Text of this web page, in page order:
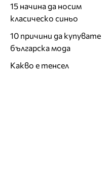
15 начина да носим
класическо синьо
10 причини да купувате
българска мода
Какво е тенсел